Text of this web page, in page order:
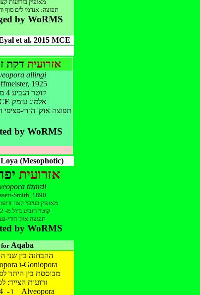
מאופיין בזרועות
תפוצה: אנדמי לים סוף
by WoRMS
et al. 2015 MCE
אזרועית דקת
allingi
1925
קוטר הגביע 4 מ"מ
אלמוג עומק
תפוצה אוק' הודי-פציפי
by WoRMS
(Mesophotic)
אזרועית
tizardi
Smith, 1890
מאופיין בעיבוי קצה
קוטר הגביע גדול מ- 2 מ"מ
תפוצה אוק' הודי-
by WoRMS
forAqaba
ההבחנה בין שני
Alaveopora ו-Goniopora
מבוססת בין היתר
זרועות הצייד:
12 ו - 24 Alveopora